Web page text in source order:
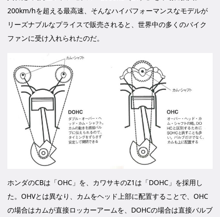
200km/hを超える最高速、そんなハイパフォーマンスなモデルが
リーズナブルなプライスで販売されると、世界中の多くのバイク
ファンに受け入れられたのだ。
ホンダのCBは「OHC」を、カワサキのZ1は「DOHC」を採用し
た。OHVとは異なり、カムをヘッド上部に配置することで、OHC
の場合はカムが直接ロッカーアームを、DOHCの場合は直接バルブ